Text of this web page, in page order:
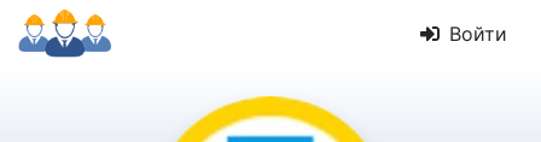
Войти